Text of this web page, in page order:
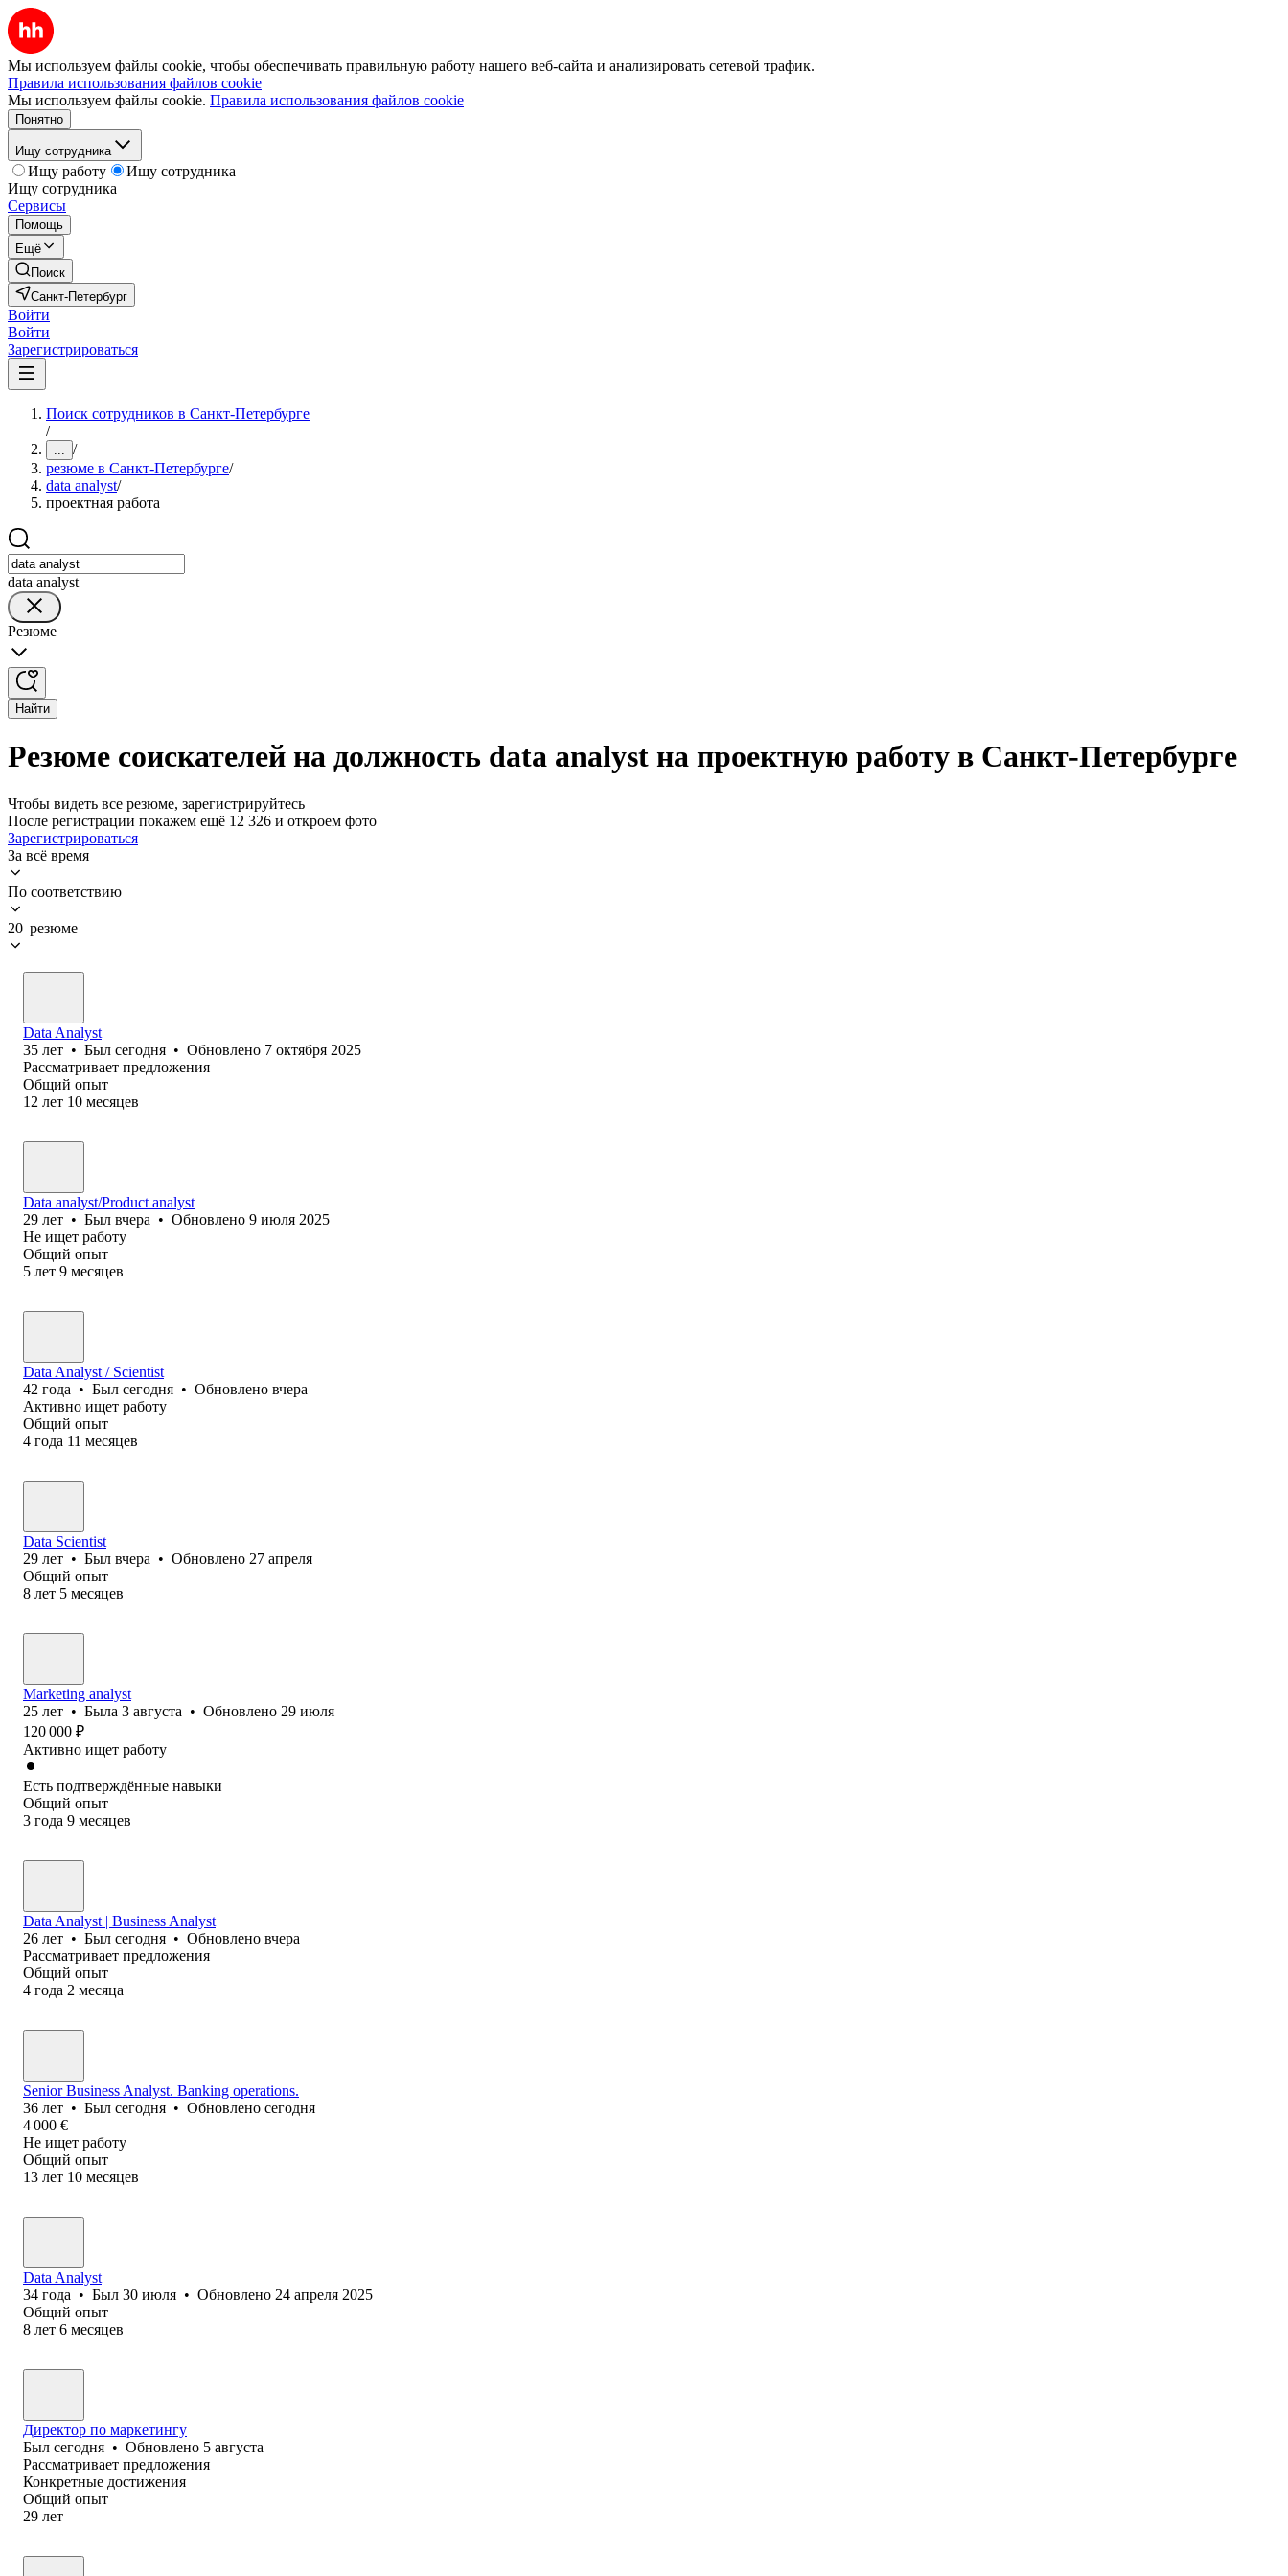
Мы используем файлы cookie, чтобы обеспечивать правильную работу нашего веб-сайта и анализировать сетевой трафик.
Правила использования файлов cookie
Мы используем файлы cookie. Правила использования файлов cookie
Понятно
Ищу сотрудника
Ищу работу
Ищу сотрудника
Ищу сотрудника
Сервисы
Помощь
Ещё
Поиск
Санкт-Петербург
Войти
Войти
Зарегистрироваться
Поиск сотрудников в Санкт-Петербурге
/
... /
резюме в Санкт-Петербурге/
data analyst/
проектная работа
data analyst
Резюме
Найти
Резюме соискателей на должность data analyst на проектную работу в Санкт-Петербурге
Чтобы видеть все резюме, зарегистрируйтесь
После регистрации покажем ещё 12 326 и откроем фото
Зарегистрироваться
За всё время
По соответствию
20 резюме
Data Analyst
35 лет • Был сегодня • Обновлено 7 октября 2025
Рассматривает предложения
Общий опыт
12 лет 10 месяцев
Data analyst/Product analyst
29 лет • Был вчера • Обновлено 9 июля 2025
Не ищет работу
Общий опыт
5 лет 9 месяцев
Data Analyst / Scientist
42 года • Был сегодня • Обновлено вчера
Активно ищет работу
Общий опыт
4 года 11 месяцев
Data Scientist
29 лет • Был вчера • Обновлено 27 апреля
Общий опыт
8 лет 5 месяцев
Marketing analyst
25 лет • Была 3 августа • Обновлено 29 июля
120 000 ₽
Активно ищет работу
Есть подтверждённые навыки
Общий опыт
3 года 9 месяцев
Data Analyst | Business Analyst
26 лет • Был сегодня • Обновлено вчера
Рассматривает предложения
Общий опыт
4 года 2 месяца
Senior Business Analyst. Banking operations.
36 лет • Был сегодня • Обновлено сегодня
4 000 €
Не ищет работу
Общий опыт
13 лет 10 месяцев
Data Analyst
34 года • Был 30 июля • Обновлено 24 апреля 2025
Общий опыт
8 лет 6 месяцев
Директор по маркетингу
Был сегодня • Обновлено 5 августа
Рассматривает предложения
Конкретные достижения
Общий опыт
29 лет